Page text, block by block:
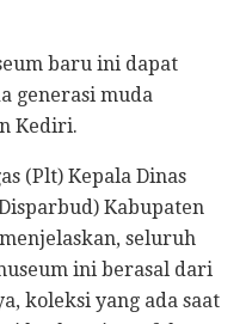
baru ini dapat
generasi muda
Kediri.
(Plt) Kepala Dinas
Kabupaten
seluruh
ini berasal dari
koleksi yang ada saat